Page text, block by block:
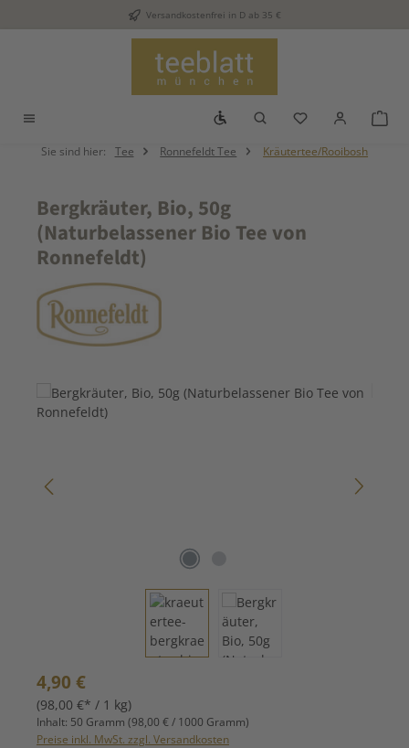
Zum Hauptinhalt springenVersandkostenfrei in D ab 35 €
Werkzeugleiste anzeigen
Du hast 0
Sie sind hier: Tee Ronnefeldt Tee Kräutertee/Rooibosh
Bergkräuter, Bio, 50g
(Naturbelassener Bio Tee von
Ronnefeldt)
Bildergalerie überspringen
Regulärer Preis:
4,90 €
(98,00 €* / 1 kg)
Inhalt: 50 Gramm (98,00 € / 1000 Gramm)
Preise inkl. MwSt. zzgl. Versandkosten